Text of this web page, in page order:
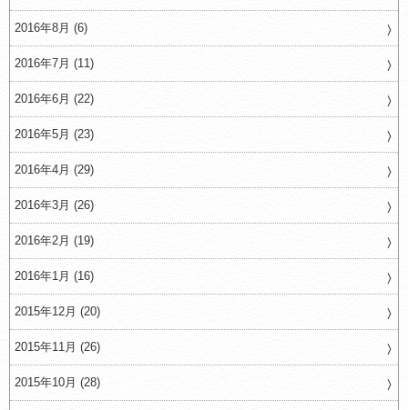
2016年8月 (6)
2016年7月 (11)
2016年6月 (22)
2016年5月 (23)
2016年4月 (29)
2016年3月 (26)
2016年2月 (19)
2016年1月 (16)
2015年12月 (20)
2015年11月 (26)
2015年10月 (28)